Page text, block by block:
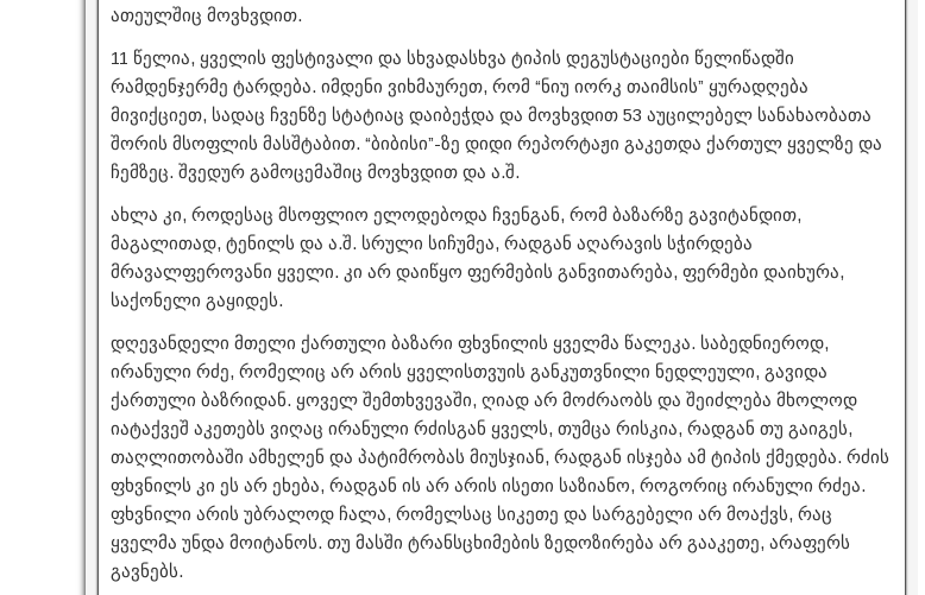
ათეულშიც მოვხვდით.
11 წელია, ყველის ფესტივალი და სხვადასხვა ტიპის დეგუსტაციები წელიწადში
რამდენჯერმე ტარდება. იმდენი ვიხმაურეთ, რომ “ნიუ იორკ თაიმსის” ყურადღება
მივიქციეთ, სადაც ჩვენზე სტატიაც დაიბეჭდა და მოვხვდით 53 აუცილებელ სანახაობათა
შორის მსოფლის მასშტაბით. “ბიბისი”-ზე დიდი რეპორტაჟი გაკეთდა ქართულ ყველზე და
ჩემზეც. შვედურ გამოცემაშიც მოვხვდით და ა.შ.
ახლა კი, როდესაც მსოფლიო ელოდებოდა ჩვენგან, რომ ბაზარზე გავიტანდით,
მაგალითად, ტენილს და ა.შ. სრული სიჩუმეა, რადგან აღარავის სჭირდება
მრავალფეროვანი ყველი. კი არ დაიწყო ფერმების განვითარება, ფერმები დაიხურა,
საქონელი გაყიდეს.
დღევანდელი მთელი ქართული ბაზარი ფხვნილის ყველმა წალეკა. საბედნიეროდ,
ირანული რძე, რომელიც არ არის ყველისთვუის განკუთვნილი ნედლეული, გავიდა
ქართული ბაზრიდან. ყოველ შემთხვევაში, ღიად არ მოძრაობს და შეიძლება მხოლოდ
იატაქვეშ აკეთებს ვიღაც ირანული რძისგან ყველს, თუმცა რისკია, რადგან თუ გაიგეს,
თაღლითობაში ამხელენ და პატიმრობას მიუსჯიან, რადგან ისჯება ამ ტიპის ქმედება. რძის
ფხვნილს კი ეს არ ეხება, რადგან ის არ არის ისეთი საზიანო, როგორიც ირანული რძეა.
ფხვნილი არის უბრალოდ ჩალა, რომელსაც სიკეთე და სარგებელი არ მოაქვს, რაც
ყველმა უნდა მოიტანოს. თუ მასში ტრანსცხიმების ზედოზირება არ გააკეთე, არაფერს
გავნებს.